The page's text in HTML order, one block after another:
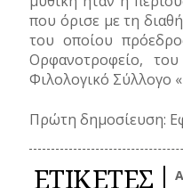
που όρισε με τη
του οποίου
Ορφανοτροφείο,
Φιλολογικό Σύλλογο
Πρώτη δημοσίευση:
ΕΤΙΚΕΤΕΣ